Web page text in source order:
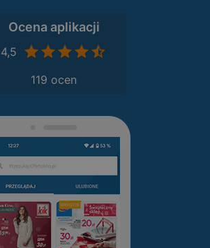
Ocena aplikacji
4,5
119 ocen